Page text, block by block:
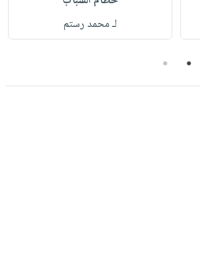
لـ محمد رستم
1
2